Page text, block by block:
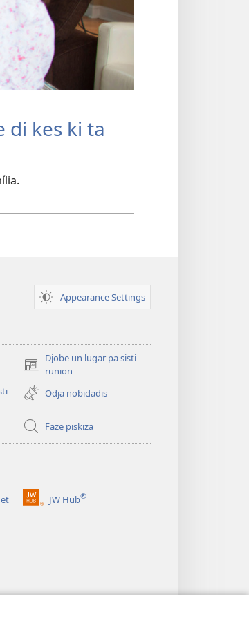
di kes ki ta
Appearance Settings
Djobe un lugar pa sisti
runion
(abri
un
janélaOdja nobidadis
Faze piskiza
JW Hub®
(abri